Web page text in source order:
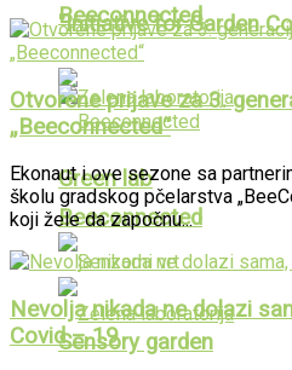
Beeconnected
Green lab
Sensory garden
"Initiative for Garden
Beeconnected
Otvorene prijave za 3.
„Beeconnected“
Ekonaut i ove sezone sa
školu gradskog pčelarstva
koji žele da započnu...
Nevolja nikada ne dolazi
Covid – 19